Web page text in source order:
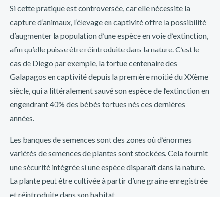
exclusivas para ti. Si eres amante de los deportes y te gusta
apostar, no puedes dejar pasar esta oportunidad. Inkabet
Perú cuenta con una plataforma segura y confiable, donde
podrás disfrutar de una experiencia de apuestas única.
Además, podrás acceder a bonos de bienvenida, bonos por
depósito, promociones especiales y mucho más. ¡No
esperes más y regístrate en Inkabet Perú para aprovechar
todas estas ventajas!
Llosa, “Inkabet Perú es una excelente opción para aquellos
que buscan emoción y diversión en las apuestas deportivas”.
Con su amplio catálogo de eventos deportivos, cuotas
competitivas y bonos exclusivos, Inkabet Perú se ha
convertido en la elección preferida de miles de apostadores
Si cette pratique est controversée, car elle nécessite la
capture d’animaux, l’élevage en captivité offre la possibilité
d’augmenter la population d’une espèce en voie d’extinction,
afin qu’elle puisse être réintroduite dans la nature. C’est le
cas de Diego par exemple, la tortue centenaire des
Galapagos en captivité depuis la première moitié du XXème
siècle, qui a littéralement sauvé son espèce de l’extinction en
engendrant 40% des bébés tortues nés ces dernières
années.
Les banques de semences sont des zones où d’énormes
variétés de semences de plantes sont stockées. Cela fournit
une sécurité intégrée si une espèce disparaît dans la nature.
La plante peut être cultivée à partir d’une graine enregistrée
et réintroduite dans son habitat.